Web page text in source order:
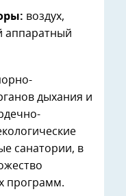
воздух,
аппаратный
дыхания и
санатории, в
программ.